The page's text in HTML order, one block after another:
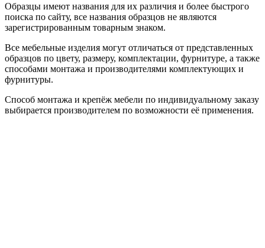
Образцы имеют названия для их различия и более быстрого
поиска по сайту, все названия образцов не являются
зарегистрированным товарным знаком.
Все мебельные изделия могут отличаться от представленных
образцов по цвету, размеру, комплектации, фурнитуре, а также
способами монтажа и производителями комплектующих и
фурнитуры.
Способ монтажа и крепёж мебели по индивидуальному заказу
выбирается производителем по возможности её применения.